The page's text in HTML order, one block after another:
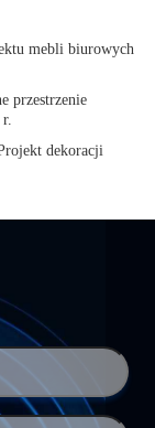
mebli biurowych
przestrzenie
dekoracji